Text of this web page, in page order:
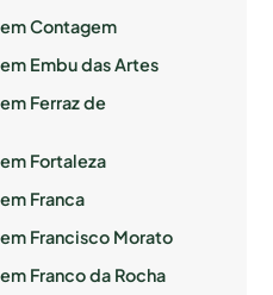
Contagem
Embu das Artes
Ferraz de
Fortaleza
Franca
Francisco Morato
Franco da Rocha